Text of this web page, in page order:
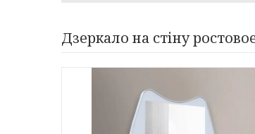
Дзеркало на стіну